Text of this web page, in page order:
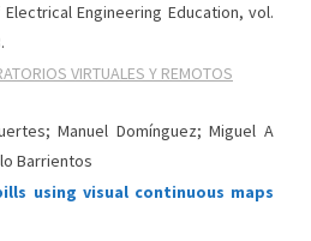
Engineering Education,vol.
.
VIRTUALES Y REMOTOS
Manuel Domínguez; Miguel A
Barrientos
using visual continuous maps